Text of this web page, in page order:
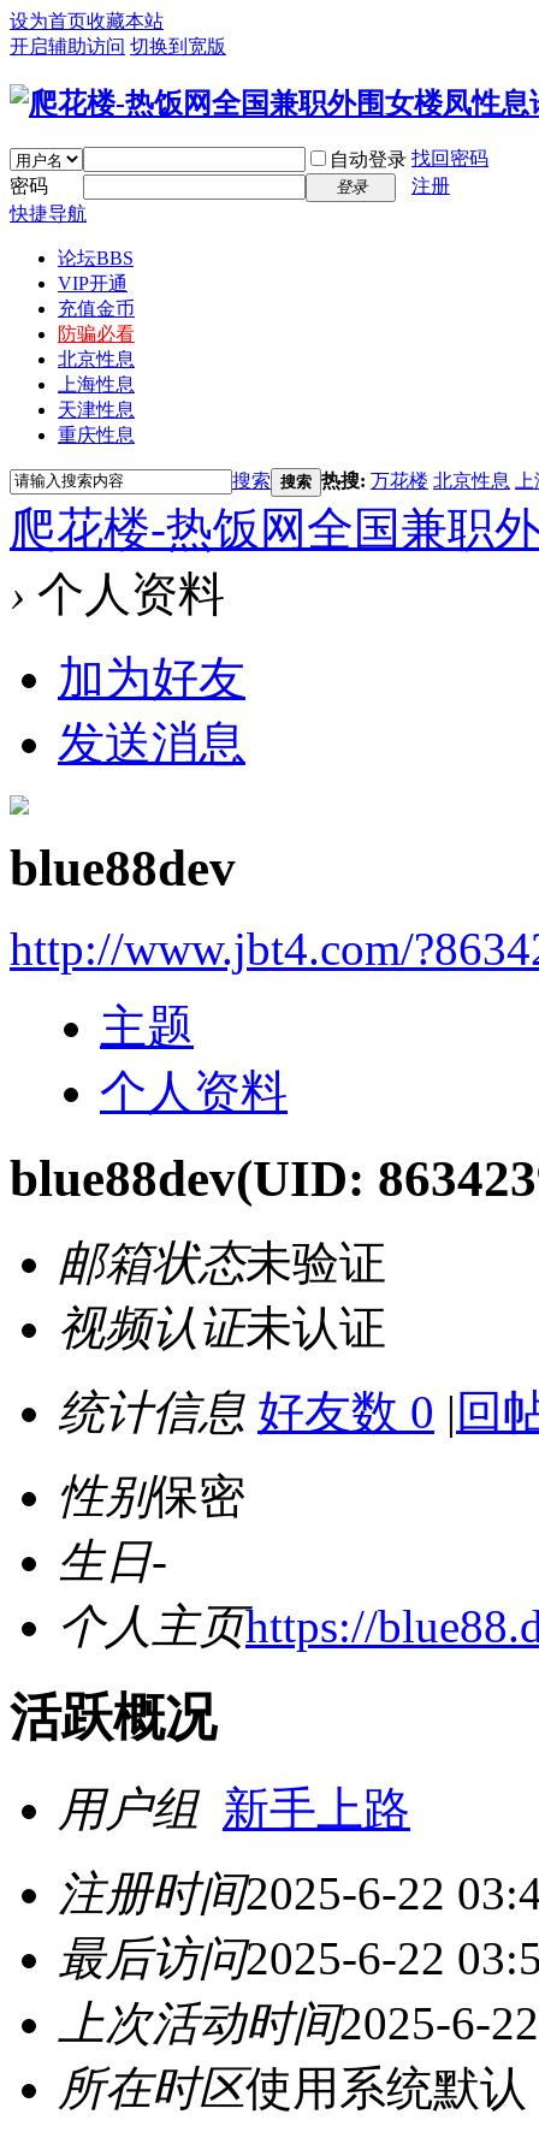
设为首页收藏本站
开启辅助访问 切换到宽版
自动登录 找回密码
密码
登录
注册
快捷导航
论坛BBS
VIP开通
充值金币
防骗必看
北京性息
上海性息
天津性息
重庆性息
搜索 搜索 热搜: 万花楼 北京性息
爬花楼-热饭网全国兼职
› 个人资料
加为好友
发送消息
blue88dev
http://www.jbt4.com/
主题
个人资料
blue88dev(UID:
邮箱状态未验证
视频认证未认证
统计信息 好友数 0 | 回
性别保密
生日-
个人主页https://
活跃概况
用户组 新手上路
注册时间2025-6-22
最后访问2025-6-22
上次活动时间2025-6-
所在时区使用系统默认